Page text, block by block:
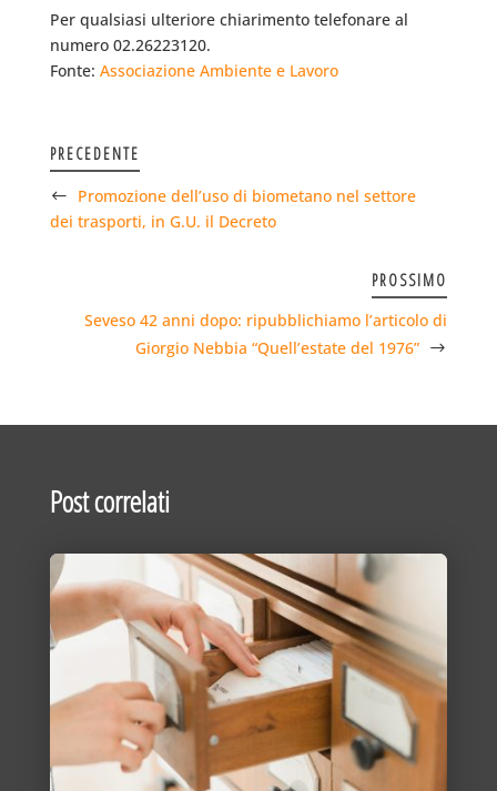
Per qualsiasi ulteriore chiarimento telefonare al
numero 02.26223120.
Fonte: Associazione Ambiente e Lavoro
PRECEDENTE
Promozione dell’uso di biometano nel settore
dei trasporti, in G.U. il Decreto
PROSSIMO
Seveso 42 anni dopo: ripubblichiamo l’articolo di
Giorgio Nebbia “Quell’estate del 1976”
Post correlati